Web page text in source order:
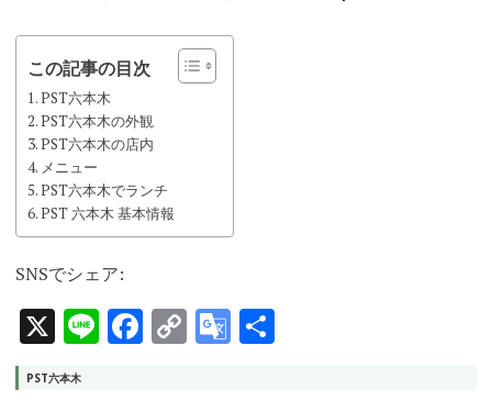
ッ
プこの記事の目次
PST六本木
PST六本木の外観
PST六本木の店内
メニュー
PST六本木でランチ
PST 六本木 基本情報
SNSでシェア:
X LineFacebook
CopyGoogle
共
PST六本木